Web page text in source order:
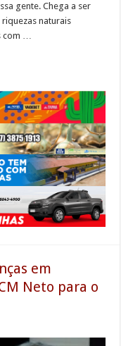
gente. Chega a ser
naturais
com …
em
Neto para o